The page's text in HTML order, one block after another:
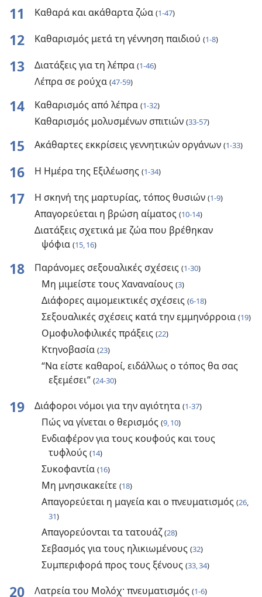
11 Καθαρά και ακάθαρτα ζώα (1-47)
12 Καθαρισμός μετά τη γέννηση παιδιού (1-8)
13 Διατάξεις για τη λέπρα (1-46)
Λέπρα σε ρούχα (47-59)
14 Καθαρισμός από λέπρα (1-32)
Καθαρισμός μολυσμένων σπιτιών (33-57)
15 Ακάθαρτες εκκρίσεις γεννητικών οργάνων (1-33)
16 Η Ημέρα της Εξιλέωσης (1-34)
17 Η σκηνή της μαρτυρίας, τόπος θυσιών (1-9)
Απαγορεύεται η βρώση αίματος (10-14)
Διατάξεις σχετικά με ζώα που βρέθηκαν
ψόφια (15, 16)
18 Παράνομες σεξουαλικές σχέσεις (1-30)
Μη μιμείστε τους Χαναναίους (3)
Διάφορες αιμομεικτικές σχέσεις (6-18)
Σεξουαλικές σχέσεις κατά την εμμηνόρροια (19)
Ομοφυλοφιλικές πράξεις (22)
Κτηνοβασία (23)
“Να είστε καθαροί, ειδάλλως ο τόπος θα σας
εξεμέσει” (24-30)
19 Διάφοροι νόμοι για την αγιότητα (1-37)
Πώς να γίνεται ο θερισμός (9, 10)
Ενδιαφέρον για τους κουφούς και τους
τυφλούς (14)
Συκοφαντία (16)
Μη μνησικακείτε (18)
Απαγορεύεται η μαγεία και ο πνευματισμός (26,
31)
Απαγορεύονται τα τατουάζ(28)
Σεβασμός για τους ηλικιωμένους (32)
Συμπεριφορά προς τους ξένους (33, 34)
20 Λατρεία του Μολόχ· πνευματισμός (1-6)